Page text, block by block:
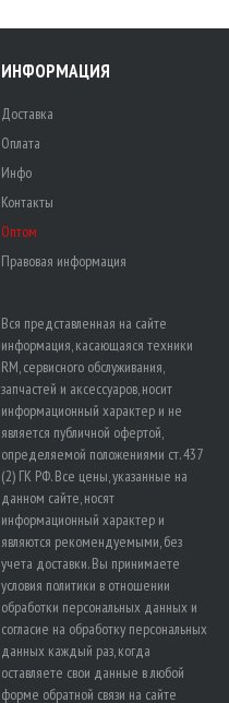
ИНФОРМАЦИЯ
Доставка
Оплата
Инфо
Контакты
Оптом
Правовая информация
Вся представленная на сайте
информация, касающаяся техники
RM, сервисного обслуживания,
запчастей и аксессуаров, носит
информационный характер и не
является публичной офертой,
определяемой положениями ст. 437
(2) ГК РФ. Все цены, указанные на
данном сайте, носят
информационный характер и
являются рекомендуемыми, без
учета доставки. Вы принимаете
условия политики в отношении
обработки персональных данных и
согласие на обработку персональных
данных каждый раз, когда
оставляете свои данные в любой
форме обратной связи на сайте